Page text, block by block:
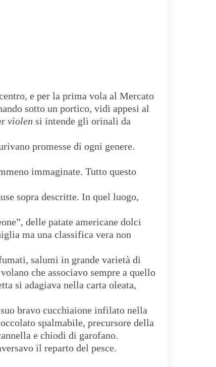
e per la prima vola al Mercato
sotto un portico, vidi appesi al
vìolen si intende gli orinali da
promesse di ogni genere.
immaginate. Tutto questo
sopra descritte. In quel luogo,
delle patate americane dolci
ma una classifica vera non
salumi in grande varietà di
che associavo sempre a quello
si adagiava nella carta oleata,
bravo cucchiaione infilato nella
spalmabile, precursore della
e chiodi di garofano.
il reparto del pesce.